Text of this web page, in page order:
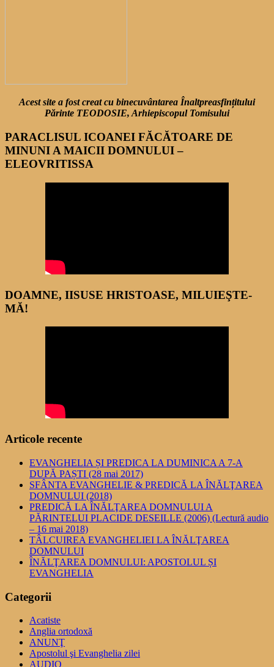
Acest site a fost creat cu binecuvântarea Înaltpreasfințitului
Părinte TEODOSIE, Arhiepiscopul Tomisului
PARACLISUL ICOANEI FĂCĂTOARE DE
MINUNI A MAICII DOMNULUI –
ELEOVRITISSA
DOAMNE, IISUSE HRISTOASE, MILUIEŞTE-
MĂ!
Articole recente
EVANGHELIA ȘI PREDICA LA DUMINICA A 7-A
DUPĂ PAȘTI (28 mai 2017)
SFÂNTA EVANGHELIE & PREDICĂ LA ÎNĂLŢAREA
DOMNULUI (2018)
PREDICĂ LA ÎNĂLŢAREA DOMNULUI A
PĂRINTELUI PLACIDE DESEILLE (2006) (Lectură audio
– 16 mai 2018)
TÂLCUIREA EVANGHELIEI LA ÎNĂLŢAREA
DOMNULUI
ÎNĂLŢAREA DOMNULUI: APOSTOLUL ȘI
EVANGHELIA
Categorii
Acatiste
Anglia ortodoxă
ANUNŢ
Apostolul şi Evanghelia zilei
AUDIO